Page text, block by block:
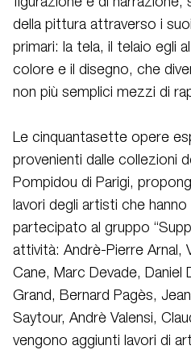
della pittura attraverso i
primari: la tela, il telaio egli
colore e il disegno, che
non più semplici mezzi di
Le cinquantasette opere
provenienti dalle collezioni
Pompidou di Parigi,
lavori degli artisti che
partecipato al gruppo
attività: Andrè-Pierre Arnal,
Cane, Marc Devade, Daniel
Grand, Bernard Pagès,
Saytour, Andrè Valensi,
vengono aggiunti lavori di